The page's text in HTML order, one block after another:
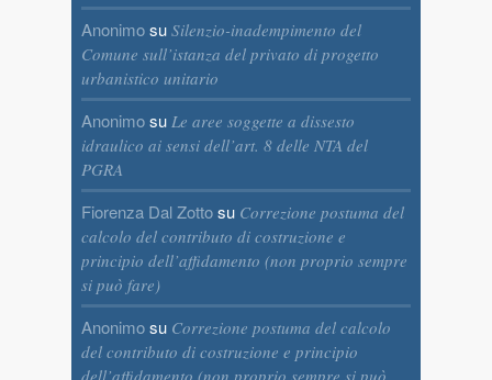
Anonimosu Silenzio-inadempimento del
Comune sull’istanza del privato di progetto
urbanistico unitario
Anonimosu Le aree soggette a dissesto
idraulico ai sensi dell’art. 8 delle NTA del
PGRA
Fiorenza Dal Zottosu Correzione postuma del
calcolo del contributo di costruzione e
principio dell’affidamento (non proprio sempre
si può fare)
Anonimosu Correzione postuma del calcolo
del contributo di costruzione e principio